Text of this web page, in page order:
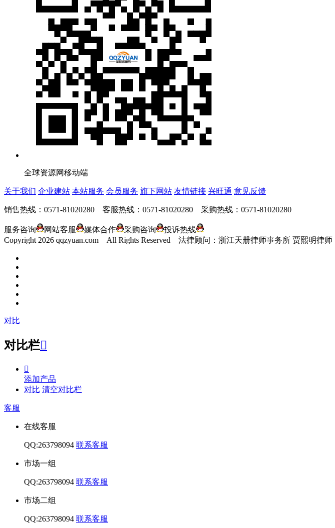
全球资源网移动端
关于我们 企业建站 本站服务 会员服务 旗下网站 友情链接 兴旺通 意见反馈
销售热线：0571-81020280 客服热线：0571-81020280 采购热线：0571-81020280
服务咨询 网站客服 媒体合作 采购咨询
投诉热线
Copyright 2026 qqzyuan.com All Rights Reserved 法律顾问：浙江天册律师事务所 贾熙明律师
对比
对比栏

添加产品
对比 清空对比栏
客服
在线客服
QQ:263798094 联系客服
市场一组
QQ:263798094 联系客服
市场二组
QQ:263798094 联系客服